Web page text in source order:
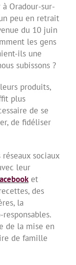
à Oradour-sur-
peu en retrait
du 10 juin
les gens
ils une
subissons ?
produits,
plus
de se
de fidéliser
sociaux
leur
et
des
la
de la mise en
de famille